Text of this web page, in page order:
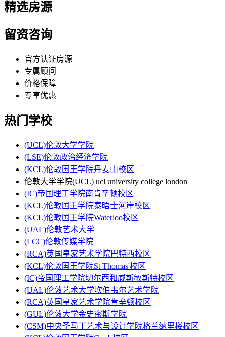
精选房源
留资咨询
官方认证房源
专属顾问
价格保障
专享优惠
热门学校
(UCL)伦敦大学学院
(LSE)伦敦政治经济学院
(KCL)伦敦国王学院丹麦山校区
伦敦大学学院(UCL) ucl university college london
(IC)帝国理工学院南肯辛顿校区
(KCL)伦敦国王学院泰晤士河岸校区
(KCL)伦敦国王学院Waterloo校区
(UAL)伦敦艺术大学
(LCC)伦敦传媒学院
(RCA)英国皇家艺术学院巴特西校区
(KCL)伦敦国王学院St Thomas'校区
(IC)帝国理工学院切尔西和威斯敏斯特校区
(UAL)伦敦艺术大学坎伯韦尔艺术学院
(RCA)英国皇家艺术学院肯辛顿校区
(GUL)伦敦大学金史密斯学院
(CSM)中央圣马丁艺术与设计学院格兰纳里楼校区